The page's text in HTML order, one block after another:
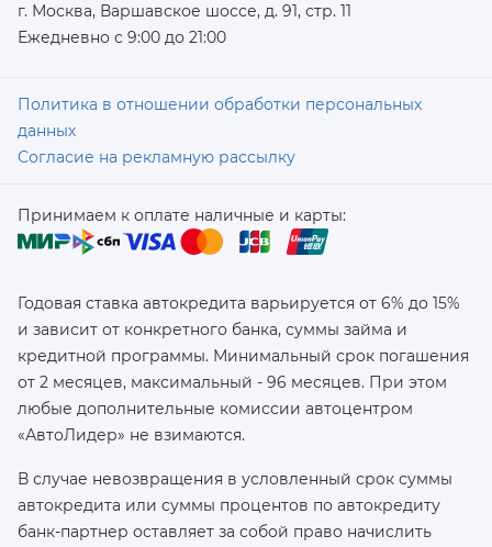
г. Москва, Варшавское шоссе, д. 91, стр. 11
Ежедневно с 9:00 до 21:00
Политика в отношении обработки персональных
данных
Согласие на рекламную рассылку
Принимаем к оплате наличные и карты:
Годовая ставка автокредита варьируется от 6% до 15%
и зависит от конкретного банка, суммы займа и
кредитной программы. Минимальный срок погашения
от 2 месяцев, максимальный - 96 месяцев. При этом
любые дополнительные комиссии автоцентром
«АвтоЛидер» не взимаются.
В случае невозвращения в условленный срок суммы
автокредита или суммы процентов по автокредиту
банк-партнер оставляет за собой право начислить